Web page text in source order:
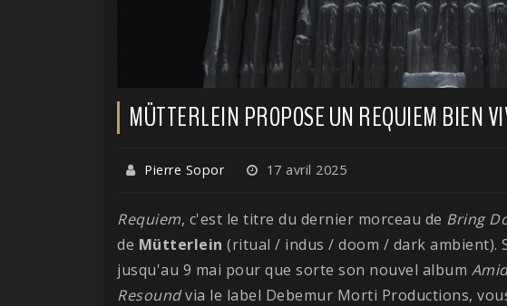
MÜTTERLEIN PROPOSE UN REQUIEM BIEN
Pierre Sopor 17 avril 2025
Requiem, c'est le titre du dernier morceau de Bring
de Mütterlein (ritual / indus / doom / dark ambient).
jusqu'au 9 mai pour que sorte son nouvel album
Resoundvia le label Debemur Morti Productions,